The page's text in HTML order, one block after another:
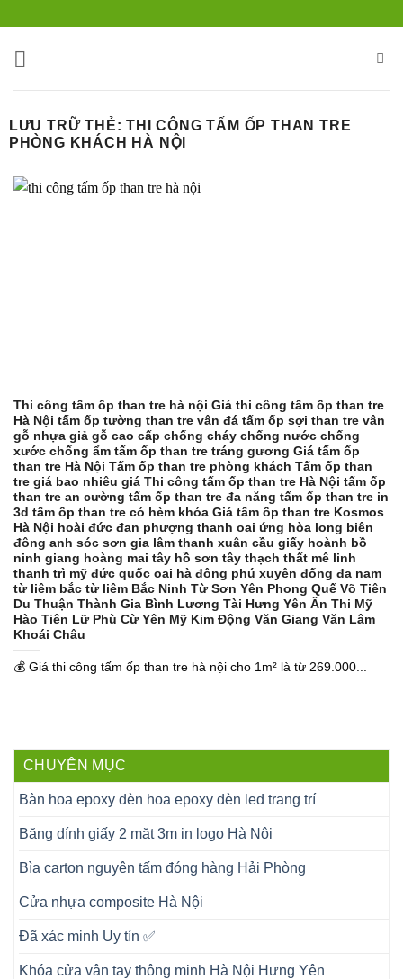
nội
LƯU TRỮ THẺ:THI CÔNG TẤM ỐP THAN TRE
PHÒNG KHÁCH HÀ NỘI
Thi công tấm ốp than tre hà nội Giá thi công tấm ốp than tre
Hà Nội tấm ốp tường than tre vân đá tấm ốp sợi than tre vân
gỗ nhựa giả gỗ cao cấp chống cháy chống nước chống
xước chống ẩm tấm ốp than tre tráng gương Giá tấm ốp
than tre Hà Nội Tấm ốp than tre phòng khách Tấm ốp than
tre giá bao nhiêu giá Thi công tấm ốp than tre Hà Nội tấm ốp
than tre an cường tấm ốp than tre đa năng tấm ốp than tre in
3d tấm ốp than tre có hèm khóa Giá tấm ốp than tre Kosmos
Hà Nội hoài đức đan phượng thanh oai ứng hòa long biên
đông anh sóc sơn gia lâm thanh xuân cầu giấy hoành bồ
ninh giang hoàng mai tây hồ sơn tây thạch thất mê linh
thanh trì mỹ đức quốc oai hà đông phú xuyên đống đa nam
từ liêm bắc từ liêm Bắc Ninh Từ Sơn Yên Phong Quế Võ Tiên
Du Thuận Thành Gia Bình Lương Tài Hưng Yên Ân Thi Mỹ
Hào Tiên Lữ Phù Cừ Yên Mỹ Kim Động Văn Giang Văn Lâm
Khoái Châu
💰 Giá thi công tấm ốp than tre hà nội cho 1m² là từ 269.000...
CHUYÊN MỤC
Bàn hoa epoxy đèn hoa epoxy đèn led trang trí
Băng dính giấy 2 mặt 3m in logo Hà Nội
Bìa carton nguyên tấm đóng hàng Hải Phòng
Cửa nhựa composite Hà Nội
Đã xác minh Uy tín ✅
Khóa cửa vân tay thông minh Hà Nội Hưng Yên